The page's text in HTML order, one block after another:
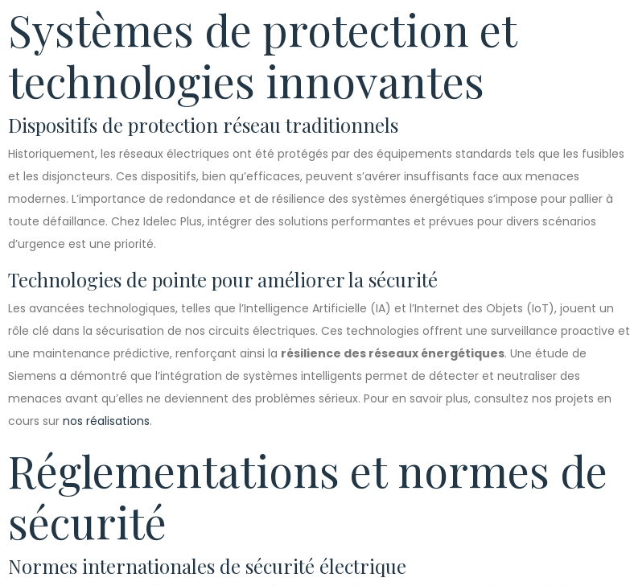
Systèmes de protection et
technologies innovantes
Dispositifs de protection réseau traditionnels
Historiquement, les réseaux électriques ont été protégés par des équipements standards tels que les fusibles
et les disjoncteurs. Ces dispositifs, bien qu’efficaces, peuvent s’avérer insuffisants face aux menaces
modernes. L’importance de redondance et de résilience des systèmes énergétiques s’impose pour pallier à
toute défaillance. Chez Idelec Plus, intégrer des solutions performantes et prévues pour divers scénarios
d’urgence est une priorité.
Technologies de pointe pour améliorer la sécurité
Les avancées technologiques, telles que l’Intelligence Artificielle (IA) et l’Internet des Objets (IoT), jouent un
rôle clé dans la sécurisation de nos circuits électriques. Ces technologies offrent une surveillance proactive et
une maintenance prédictive, renforçant ainsi la résilience des réseaux énergétiques. Une étude de
Siemens a démontré que l’intégration de systèmes intelligents permet de détecter et neutraliser des
menaces avant qu’elles ne deviennent des problèmes sérieux. Pour en savoir plus, consultez nos projets en
cours sur nos réalisations.
Réglementations et normes de
sécurité
Normes internationales de sécurité électrique